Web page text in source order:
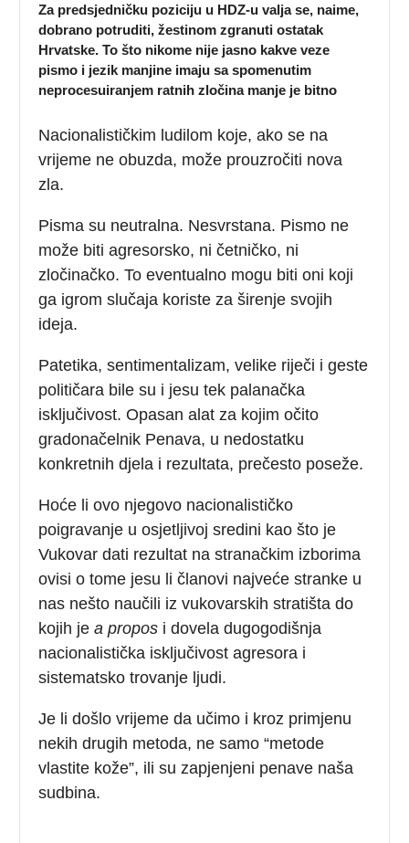
Za predsjedničku poziciju u HDZ-u valja se, naime,
dobrano potruditi, žestinom zgranuti ostatak
Hrvatske. To što nikome nije jasno kakve veze
pismo i jezik manjine imaju sa spomenutim
neprocesuiranjem ratnih zločina manje je bitno
Nacionalističkim ludilom koje, ako se na
vrijeme ne obuzda, može prouzročiti nova
zla.
Pisma su neutralna. Nesvrstana. Pismo ne
može biti agresorsko, ni četničko, ni
zločinačko. To eventualno mogu biti oni koji
ga igrom slučaja koriste za širenje svojih
ideja.
Patetika, sentimentalizam, velike riječi i geste
političara bile su i jesu tek palanačka
isključivost. Opasan alat za kojim očito
gradonačelnik Penava, u nedostatku
konkretnih djela i rezultata, prečesto poseže.
Hoće li ovo njegovo nacionalističko
poigravanje u osjetljivoj sredini kao što je
Vukovar dati rezultat na stranačkim izborima
ovisi o tome jesu li članovi najveće stranke u
nas nešto naučili iz vukovarskih stratišta do
kojih jea propos i dovela dugogodišnja
nacionalistička isključivost agresora i
sistematsko trovanje ljudi.
Je li došlo vrijeme da učimo i kroz primjenu
nekih drugih metoda, ne samo “metode
vlastite kože”, ili su zapjenjeni penave naša
sudbina.